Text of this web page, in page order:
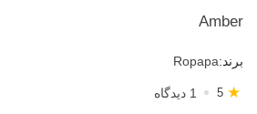
Amber
برند:Ropapa
5 ★ 1 دیدگاه